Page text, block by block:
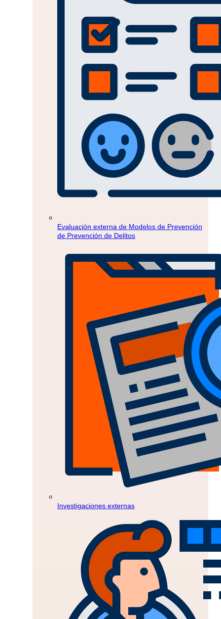
Evaluación externa de Modelos de Prevención
de Prevención de Delitos
Investigaciones externas